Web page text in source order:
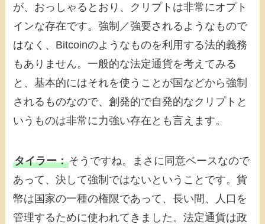
が、おっしゃるとおり、クリプトは非常にオプト
インな存在です。強制／強要されるようなもので
はなく、Bitcoinのようなものを利用する法的義務
もありません。一般的な法定通貨を考えてみる
と、基本的にはそれを使うことが国などから強制
されるものなので、創発的で自発的なクリプトと
いうものは非常に力強い存在とも言えます。
タイラー：そうですね。まさに同意ベースなので
あって、決して強制ではないということです。貨
幣は国家の一種の権限であって、長い間、人口を
管理するために使われてきました。法定通貨は政